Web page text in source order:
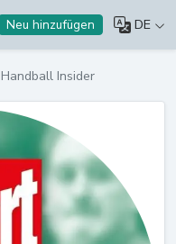
Neu hinzufügen DE
Handball Insider